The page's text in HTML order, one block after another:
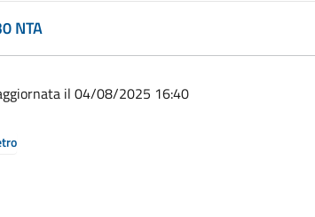
NTA
il 04/08/2025 16:40